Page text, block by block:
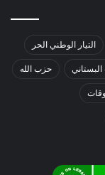
التيار الوطني الحر
حزب الله